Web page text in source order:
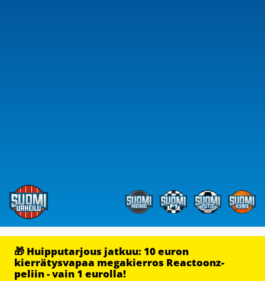
🎁 Huipputarjous jatkuu: 10 euron
kierrätysvapaa megakierros Reactoonz-
peliin - vain 1 eurolla!